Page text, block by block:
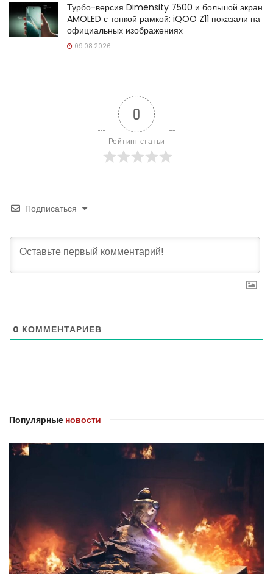
Турбо-версия Dimensity 7500 и большой экран
AMOLED с тонкой рамкой: iQOO Z11 показали на
официальных изображениях
09.08.2026
0
Рейтинг статьи
Подписаться
0 КОММЕНТАРИЕВ
Популярные новости